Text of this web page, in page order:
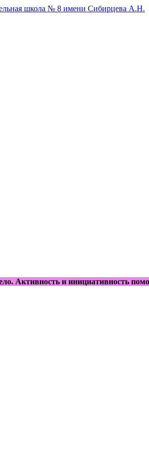
школа № 8 имени Сибирцева А.Н.
Активность и инициативность